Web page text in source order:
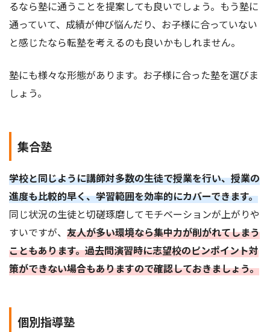
るなら塾に通うことを提案しても良いでしょう。もう塾に
通っていて、成績が伸び悩んだり、お子様に合っていない
と感じたなら転塾を考えるのも良いかもしれません。
塾にも様々な形態があります。お子様に合った塾を選びま
しょう。
集合塾
学校と同じように講師対多数の生徒で授業を行い、授業の
進度も比較的早く、学習範囲を効率的にカバーできます。
同じ状況の生徒と切磋琢磨してモチベーションが上がりや
すいですが、 友人が多い環境なら集中力が削がれてしまう
こともあります。過去問演習時に志望校のピンポイント対
策ができない場合もありますので確認しておきましょう。
個別指導塾